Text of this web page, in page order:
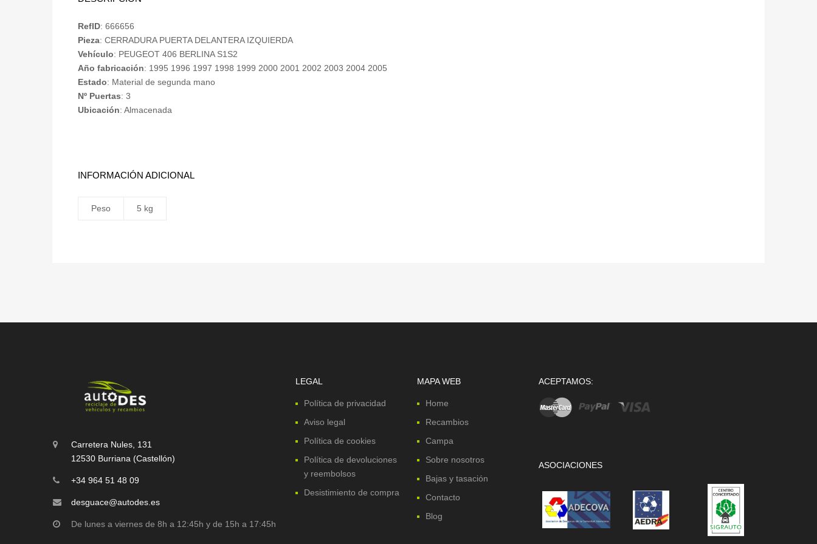
RefID: 666656
Pieza: CERRADURA PUERTA DELANTERA IZQUIERDA
Vehículo: PEUGEOT 406 BERLINA S1S2
Año fabricación: 1995 1996 1997 1998 1999 2000 2001 2002 2003 2004 2005
Estado: Material de segunda mano
Nº Puertas: 3
Ubicación: Almacenada
INFORMACIÓN ADICIONAL
Peso 5 kg
Carretera Nules, 131
12530 Burriana (Castellón)
+34 964 51 48 09
desguace@autodes.es
De lunes a viernes de 8h a 12:45h y de 15h a 17:45h
LEGAL
Política de privacidad
Aviso legal
Política de cookies
Política de devoluciones
y reembolsos
Desistimiento de compra
MAPA WEB
Home
Recambios
Campa
Sobre nosotros
Bajas y tasación
Contacto
Blog
ACEPTAMOS:
ASOCIACIONES